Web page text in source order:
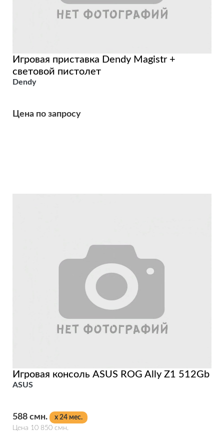
Игровая приставка Dendy Magistr +
световой пистолет
Dendy
Цена по запросу
Игровая консоль ASUS ROG Ally Z1 512Gb
ASUS
588 смн.
x 24 мес.
Цена 10 850 смн.